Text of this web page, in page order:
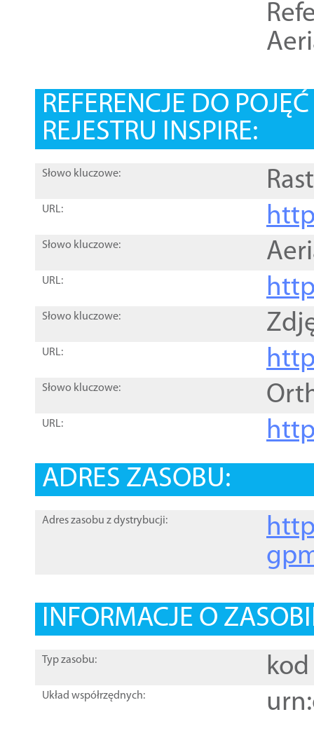
REFERENCJE DO
REJESTRU INSPIRE:
Słowo kluczowe:
URL:
Słowo kluczowe:
URL:
Słowo kluczowe:
URL:
Słowo kluczowe:
URL:
ADRES ZASOBU:
Adres zasobu z dystrybucji:
INFORMACJE O
Typ zasobu: kod
Układ współrzędnych: